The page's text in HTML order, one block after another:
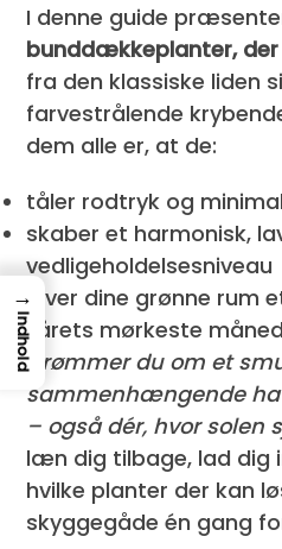
I denne guide
bunddækkeplanter,
fra den klassiske liden
farvestrålende
dem alle er, at de:
tåler rodtryk og
skaber et harmonisk,
vedligeholdelsesniveau
giver dine grønne rum
i årets mørkeste
Drømmer du om et
sammenhængende
– også dér, hvor
læn dig tilbage, lad dig
hvilke planter der kan
skyggegåde én gang
→
Indhold